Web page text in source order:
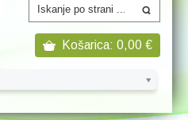
Košarica: 0,00 €